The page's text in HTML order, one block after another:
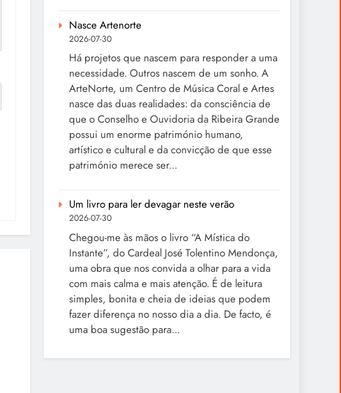
Nasce Artenorte
2026-07-30
Há projetos que nascem para responder a uma
necessidade. Outros nascem de um sonho. A
ArteNorte, um Centro de Música Coral e Artes
nasce das duas realidades: da consciência de
que o Conselho e Ouvidoria da Ribeira Grande
possui um enorme património humano,
artístico e cultural e da convicção de que esse
património merece ser...
Um livro para ler devagar neste verão
2026-07-30
Chegou-me às mãos o livro “A Mística do
Instante”, do Cardeal José Tolentino Mendonça,
uma obra que nos convida a olhar para a vida
com mais calma e mais atenção. É de leitura
simples, bonita e cheia de ideias que podem
fazer diferença no nosso dia a dia. De facto, é
uma boa sugestão para...